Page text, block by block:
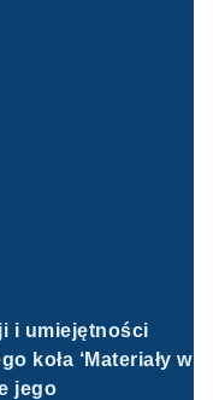
i umiejętności
koła ‘Materiały w
jego